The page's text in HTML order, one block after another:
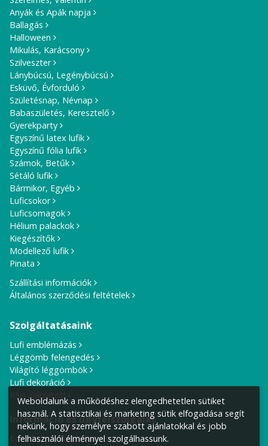
Anyák és Apák napja
Ballagás
Halloween
Mikulás, Karácsony
Szilveszter
Lánybúcsú, Legénybúcsú
Esküvő, Évforduló
Születésnap, Névnap
Babaszületés, Keresztelő
Gyerekparty
Egyszínű latex lufik
Egyszínű fólia lufik
Számok, Betűk
Sétáló lufik
Bármikor, Egyéb
Luficsokor
Luficsomagok
Hélium palackok
Kiegészítők
Modellező lufik
Pinata
Szállítási információk
Általános szerződési feltételek
Szolgáltatásaink
Lufi emblémázás
Léggömb felengedés
Világító léggömbök
Lufi dekoráció
Kérj ajánlatot!
Információ és ügyfélszolgálat
E-mail cím:info@lufiposta.hu
Weboldalunk a működéshez elengedhetetlen sütiket
használ. A statisztikai és marketing sütik elfogadása segít
nekünk, hogy személyre szabott ajánlatokkal és jobb
felhasználói élménnyel szolgálhassunk.